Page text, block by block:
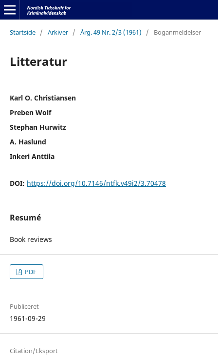
Startside / Arkiver / Årg. 49 Nr. 2/3 (1961) / Boganmeldelser
Litteratur
Karl O. Christiansen
Preben Wolf
Stephan Hurwitz
A. Haslund
Inkeri Anttila
DOI: https://doi.org/10.7146/ntfk.v49i2/3.70478
Resumé
Book reviews
PDF
Publiceret
1961-09-29
Citation/Eksport